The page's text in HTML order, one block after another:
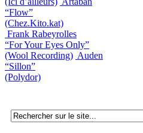
“Flow”
(Chez.Kito.kat)
Frank Rabeyrolles
“For Your Eyes Only”
(Wool Recording) Auden
“Sillon”
(Polydor)